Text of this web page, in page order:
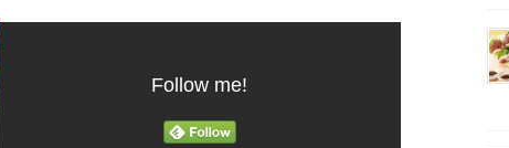
Follow me!